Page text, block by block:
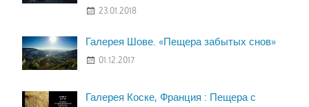
23.01.2018
Галерея Шове. «Пещера забытых снов»
01.12.2017
Галерея Коске, Франция : Пещера с